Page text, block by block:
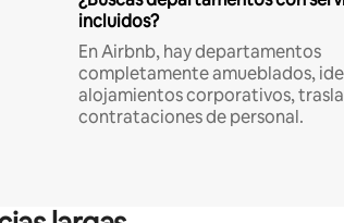
incluidos?
En Airbnb, hay departamentos
completamente amueblados,
alojamientos corporativos,
contrataciones de personal.